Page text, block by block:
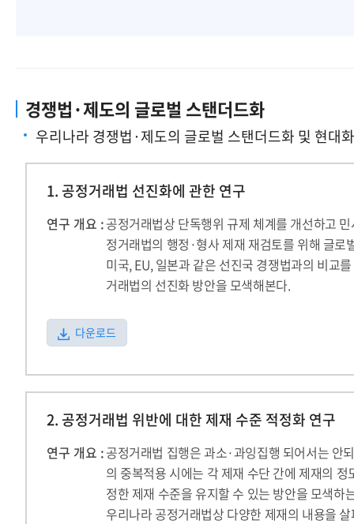
경쟁법·제도의 글로벌 스탠더드화
우리나라 경쟁법·제도의 글로벌 스탠더드화 및 현대
1. 공정거래법 선진화에 관한 연구
연구 개요 :공정거래법상 단독행위 규제 체계를 개선하고
정거래법의 행정·형사 제재 재검토를 위해 글로
미국, EU, 일본과 같은 선진국 경쟁법과의 비교
거래법의 선진화 방안을 모색해본다.
다운로드
2. 공정거래법 위반에 대한 제재 수준 적정화 연구
연구 개요 :공정거래법 집행은 과소·과잉집행 되어서는 안
의 중복적용 시에는 각 제재 수단 간에 제재의
정한 제재 수준을 유지할 수 있는 방안을 모색하
우리나라 공정거래법상 다양한 제재의 내용을